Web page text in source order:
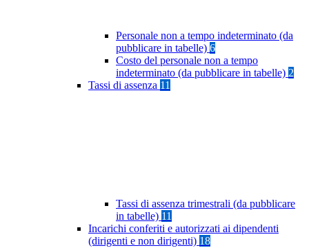
Personale non a tempo indeterminato (da
pubblicare in tabelle) 6
Costo del personale non a tempo
indeterminato (da pubblicare in tabelle) 2
Tassi di assenza 11
Tassi di assenza trimestrali (da pubblicare
in tabelle) 11
Incarichi conferiti e autorizzati ai dipendenti
(dirigenti e non dirigenti) 18